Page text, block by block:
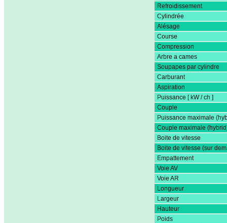
Refroidissement
Cylindrée
Alésage
Course
Compression
Arbre a cames
Soupapes par cylindre
Carburant
Aspiration
Puissance [ kW / ch ]
Couple
Puissance maximale
Couple maximale
Boite de vitesse
Boite de vitesse (sur
Empattement
Voie AV
Voie AR
Longueur
Largeur
Hauteur
Poids